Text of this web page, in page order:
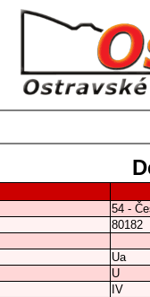
54 -
80182
Ua
U
IV